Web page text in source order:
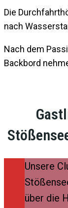
Die
nach
Nach dem
Backbord
Unsere
über die